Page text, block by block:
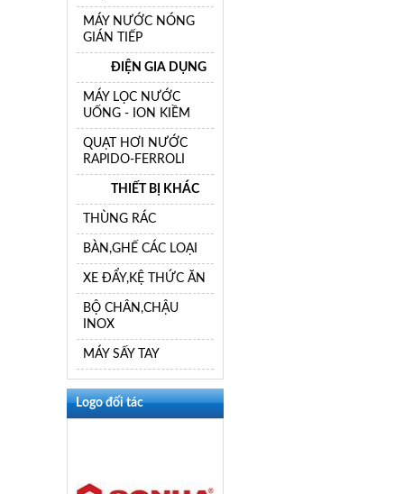
MÁY NƯỚC NÓNG
GIÁN TIẾP
ĐIỆN GIA DỤNG
MÁY LỌC NƯỚC
UỐNG - ION KIỀM
QUẠT HƠI NƯỚC
RAPIDO-FERROLI
THIẾT BỊ KHÁC
THÙNG RÁC
BÀN,GHẾ CÁC LOẠI
XE ĐẨY,KỆ THỨC ĂN
BỘ CHÂN,CHẬU
INOX
MÁY SẤY TAY
Logo đối tác